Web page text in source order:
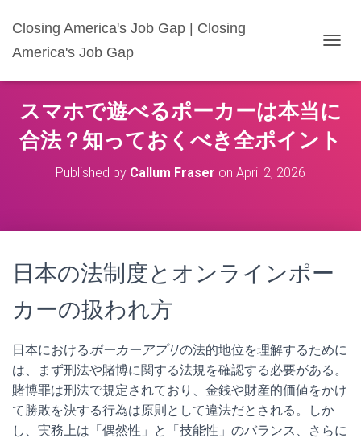
Closing America's Job Gap | Closing
America's Job Gap
G
L
N
スマホで遊べるポーカーは本当に
合法？知っておくべき全ポイント
Published by Callum Fraser on April 2, 2026
日本の法制度とオンラインポー
カーの扱われ方
日本におけるポーカーアプリの法的地位を理解するために
は、まず刑法や賭博に関する法規を確認する必要がある。
賭博罪は刑法で規定されており、金銭や財産的価値をかけ
て勝敗を決する行為は原則として違法だとされる。しか
し、実務上は「偶然性」と「技能性」のバランス、さらに